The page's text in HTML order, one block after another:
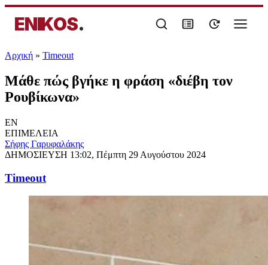
ENIKOS.
Αρχική » Timeout
Μάθε πώς βγήκε η φράση «διέβη τον
Ρουβίκωνα»
EN
ΕΠΙΜΕΛΕΙΑ
Σήφης Γαρυφαλάκης
ΔΗΜΟΣΙΕΥΣΗ 13:02, Πέμπτη 29 Αυγούστου 2024
Timeout